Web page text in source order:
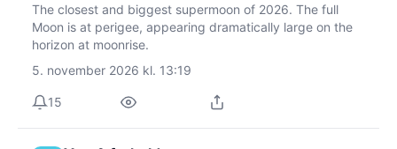
The closest and biggest supermoon of 2026. The full
Moon is at perigee, appearing dramatically large on the
horizon at moonrise.
5. november 2026 kl. 13:19
15